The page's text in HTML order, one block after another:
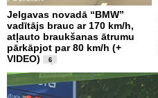
Jelgavas novadā “BMW”
vadītājs brauc ar 170 km/h,
atļauto braukšanas ātrumu
pārkāpjot par 80 km/h (+
VIDEO)
6